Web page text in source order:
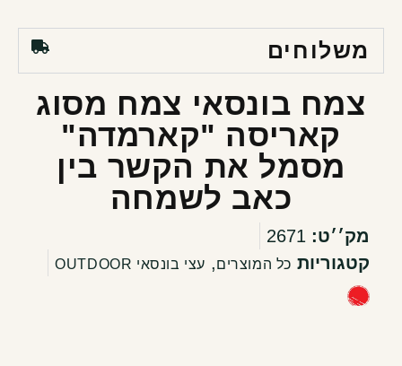
משלוחים
צמח בונסאי צמח מסוג
קאריסה "קארמדה"
מסמל את הקשר בין
כאב לשמחה
מק׳׳ט: 2671
קטגוריות כל המוצרים, עצי בונסאי OUTDOOR